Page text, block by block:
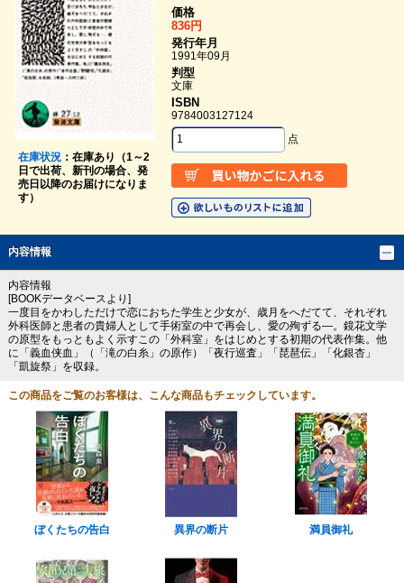
在庫状況：在庫あり（1～2
日で出荷、新刊の場合、発
売日以降のお届けになりま
す）
価格
836円
発行年月
1991年09月
判型
文庫
ISBN
9784003127124
点
内容情報
内容情報
[BOOKデータベースより]
一度目をかわしただけで恋におちた学生と少女が、歳月をへだてて、それぞれ
外科医師と患者の貴婦人として手術室の中で再会し、愛の殉ずる―。鏡花文学
の原型をもっともよく示すこの「外科室」をはじめとする初期の代表作集。他
に「義血侠血」（「滝の白糸」の原作）「夜行巡査」「琵琶伝」「化銀杏」
「凱旋祭」を収録。
この商品をご覧のお客様は、こんな商品もチェックしています。
ぼくたちの告白 異界の断片 満員御礼